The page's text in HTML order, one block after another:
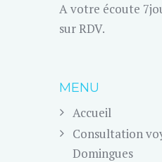
A votre écoute
sur RDV.
MENU
Accueil
Consultation
Domingues